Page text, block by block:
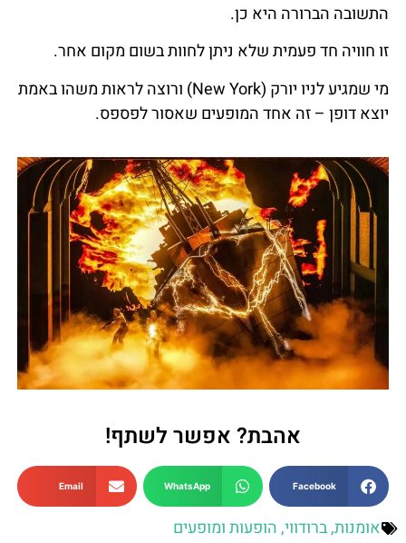
התשובה הברורה היא כן.
זו חוויה חד פעמית שלא ניתן לחוות בשום מקום אחר.
מי שמגיע לניו יורק (New York) ורוצה לראות משהו באמת
יוצא דופן – זה אחד המופעים שאסור לפספס.
אהבת? אפשר לשתף!
Facebook
WhatsApp
Email
אומנות,ברודווי,הופעות ומופעים